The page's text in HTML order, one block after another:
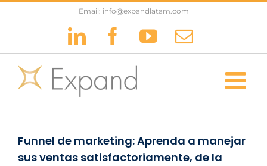
Email: info@expandlatam.com
LinkedInFacebook
YouTubeCorreo
Funnel de marketing: Aprenda a manejar
sus ventas satisfactoriamente, de la